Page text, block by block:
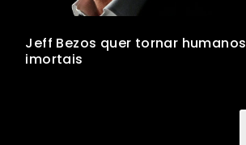
Jeff Bezos quer tornar humanos
imortais